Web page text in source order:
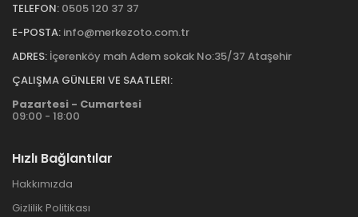
TELEFON: 0505 120 37 37
E-POSTA: info@merkezoto.com.tr
ADRES: İçerenköy mah Adem sokak No:35/37 Ataşehir
ÇALIŞMA GÜNLERI VE SAATLERI:
Pazartesi - Cumartesi
09:00 - 18:00
Hızlı Bağlantılar
Hakkımızda
Gizlilik Politikası